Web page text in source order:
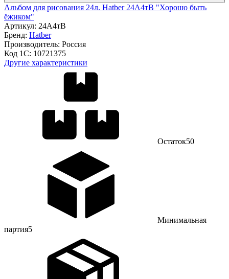
Альбом для рисования 24л. Hatber 24А4тВ "Хорошо быть
ёжиком"
Артикул: 24А4тВ
Бренд: Hatber
Производитель: Россия
Код 1С: 10721375
Другие характеристики
Остаток50
Минимальная
партия5